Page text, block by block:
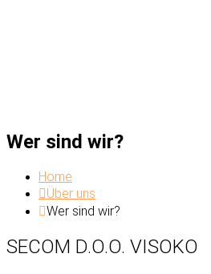
Wer sind wir?
Home
Über uns
Wer sind wir?
SECOM D.O.O. VISOKO